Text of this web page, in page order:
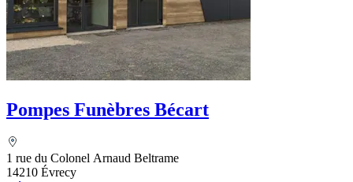
Pompes Funèbres Bécart
1 rue du Colonel Arnaud Beltrame
14210 Évrecy